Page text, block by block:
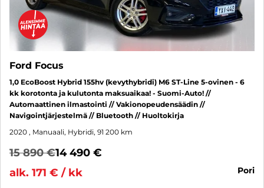
Ford Focus
1,0 EcoBoost Hybrid 155hv (kevythybridi) M6 ST-Line 5-ovinen - 6
kk korotonta ja kulutonta maksuaikaa! - Suomi-Auto! //
Automaattinen ilmastointi // Vakionopeudensäädin //
Navigointjärjestelmä // Bluetooth // Huoltokirja
2020 , Manuaali, Hybridi, 91 200 km
15 890 €14 490 €
alk. 171 € / kk
pori